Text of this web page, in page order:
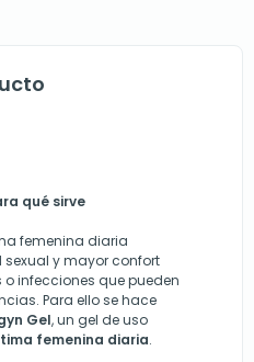
qué sirve
femenina diaria
y mayor confort
infecciones que pueden
Para ello se hace
Gel, un gel de uso
femenina diaria.